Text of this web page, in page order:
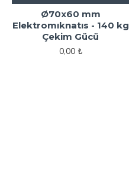
Ø70x60 mm
Elektromıknatıs - 140 kg
Çekim Gücü
0,00 ₺